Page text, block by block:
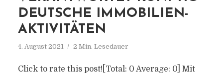
DEUTSCHE IMMOBILIEN-
AKTIVITÄTEN
4. August 2021 2 Min. Lesedauer
Click to rate this post![Total: 0 Average: 0] Mit